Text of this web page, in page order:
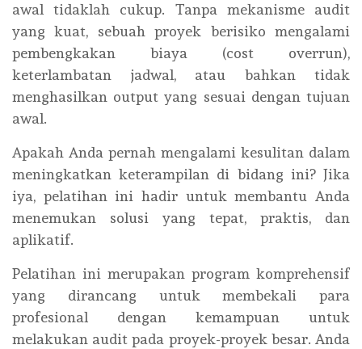
awal tidaklah cukup. Tanpa mekanisme audit
yang kuat, sebuah proyek berisiko mengalami
pembengkakan biaya (cost overrun),
keterlambatan jadwal, atau bahkan tidak
menghasilkan output yang sesuai dengan tujuan
awal.
Apakah Anda pernah mengalami kesulitan dalam
meningkatkan keterampilan di bidang ini? Jika
iya, pelatihan ini hadir untuk membantu Anda
menemukan solusi yang tepat, praktis, dan
aplikatif.
Pelatihan ini merupakan program komprehensif
yang dirancang untuk membekali para
profesional dengan kemampuan untuk
melakukan audit pada proyek-proyek besar. Anda